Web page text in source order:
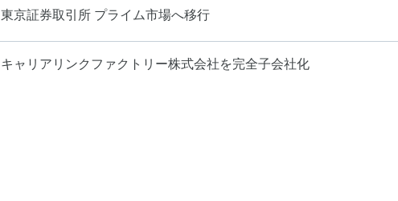
東京証券取引所 プライム市場へ移行
キャリアリンクファクトリー株式会社を完全子会社化